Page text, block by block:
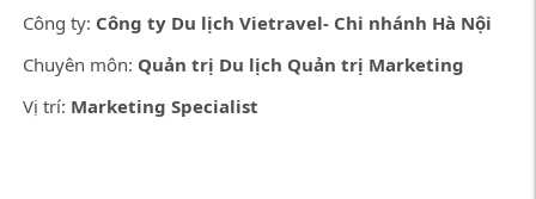
Công ty: Công ty Du lịch Vietravel- Chi nhánh Hà Nội
Chuyên môn: Quản trị Du lịch Quản trị Marketing
Vị trí: Marketing Specialist